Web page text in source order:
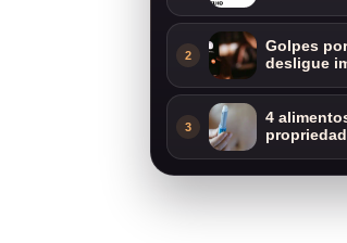
2
Golpes
desligue
3
4